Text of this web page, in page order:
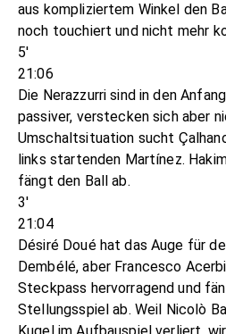
aus kompliziertem Winkel den
noch touchiert und nicht mehr
5'
21:06
Die Nerazzurri sind in den
passiver, verstecken sich aber
Umschaltsituation sucht
links startenden Martínez.
fängt den Ball ab.
3'
21:04
Désiré Doué hat das Auge für
Dembélé, aber Francesco
Steckpass hervorragend und
Stellungsspiel ab. Weil Nicolò